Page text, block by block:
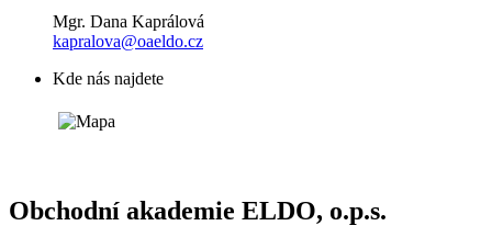
Mgr. Dana Kaprálová
kapralova@oaeldo.cz
Kde nás najdete
Obchodní akademie ELDO, o.p.s.